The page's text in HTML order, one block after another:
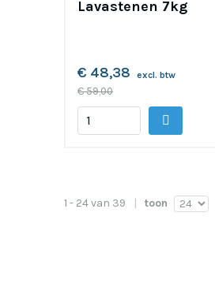
Lavastenen 7kg
€ 48,38 excl. btw
€ 59,00
1 - 24 van 39 toon